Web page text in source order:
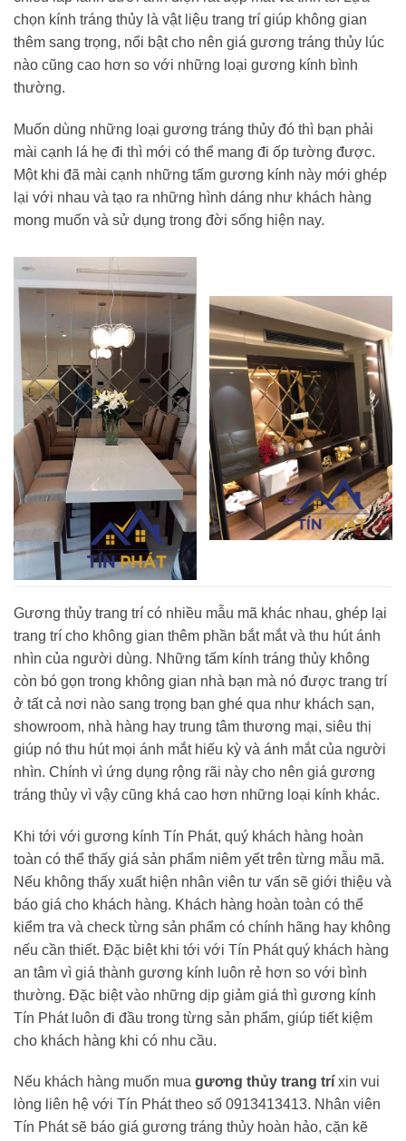
chọn kính tráng thủy là vật liệu trang trí giúp không gian
thêm sang trọng, nổi bật cho nên giá gương tráng thủy lúc
nào cũng cao hơn so với những loại gương kính bình
thường.
Muốn dùng những loại gương tráng thủy đó thì bạn phải
mài cạnh lá hẹ đi thì mới có thể mang đi ốp tường được.
Một khi đã mài cạnh những tấm gương kính này mới ghép
lại với nhau và tạo ra những hình dáng như khách hàng
mong muốn và sử dụng trong đời sống hiện nay.
Gương thủy trang trí có nhiều mẫu mã khác nhau, ghép lại
trang trí cho không gian thêm phần bắt mắt và thu hút ánh
nhìn của người dùng. Những tấm kính tráng thủy không
còn bó gọn trong không gian nhà bạn mà nó được trang trí
ở tất cả nơi nào sang trọng bạn ghé qua như khách sạn,
showroom, nhà hàng hay trung tâm thương mại, siêu thị
giúp nó thu hút mọi ánh mắt hiếu kỳ và ánh mắt của người
nhìn. Chính vì ứng dụng rộng rãi này cho nên giá gương
tráng thủy vì vậy cũng khá cao hơn những loại kính khác.
Khi tới với gương kính Tín Phát, quý khách hàng hoàn
toàn có thể thấy giá sản phẩm niêm yết trên từng mẫu mã.
Nếu không thấy xuất hiện nhân viên tư vấn sẽ giới thiệu và
báo giá cho khách hàng. Khách hàng hoàn toàn có thể
kiểm tra và check từng sản phẩm có chính hãng hay không
nếu cần thiết. Đặc biệt khi tới với Tín Phát quý khách hàng
an tâm vì giá thành gương kính luôn rẻ hơn so với bình
thường. Đặc biệt vào những dịp giảm giá thì gương kính
Tín Phát luôn đi đầu trong từng sản phẩm, giúp tiết kiệm
cho khách hàng khi có nhu cầu.
Nếu khách hàng muốn mua gương thủy trang trí xin vui
lòng liên hệ với Tín Phát theo số 0913413413. Nhân viên
Tín Phát sẽ báo giá gương tráng thủy hoàn hảo, cặn kẽ